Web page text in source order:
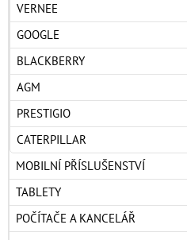
VERNEE
GOOGLE
BLACKBERRY
AGM
PRESTIGIO
CATERPILLAR
MOBILNÍ PŘÍSLUŠENSTVÍ
TABLETY
POČÍTAČE A KANCELÁŘ